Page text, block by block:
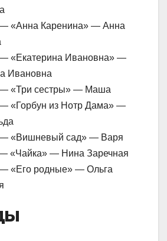
— «Анна Каренина» — Анна
— «Екатерина Ивановна» —
Ивановна
— «Три сестры» — Маша
— «Горбун из Нотр Дама» —
— «Вишневый сад» — Варя
— «Чайка» — Нина Заречная
— «Его родные» — Ольга